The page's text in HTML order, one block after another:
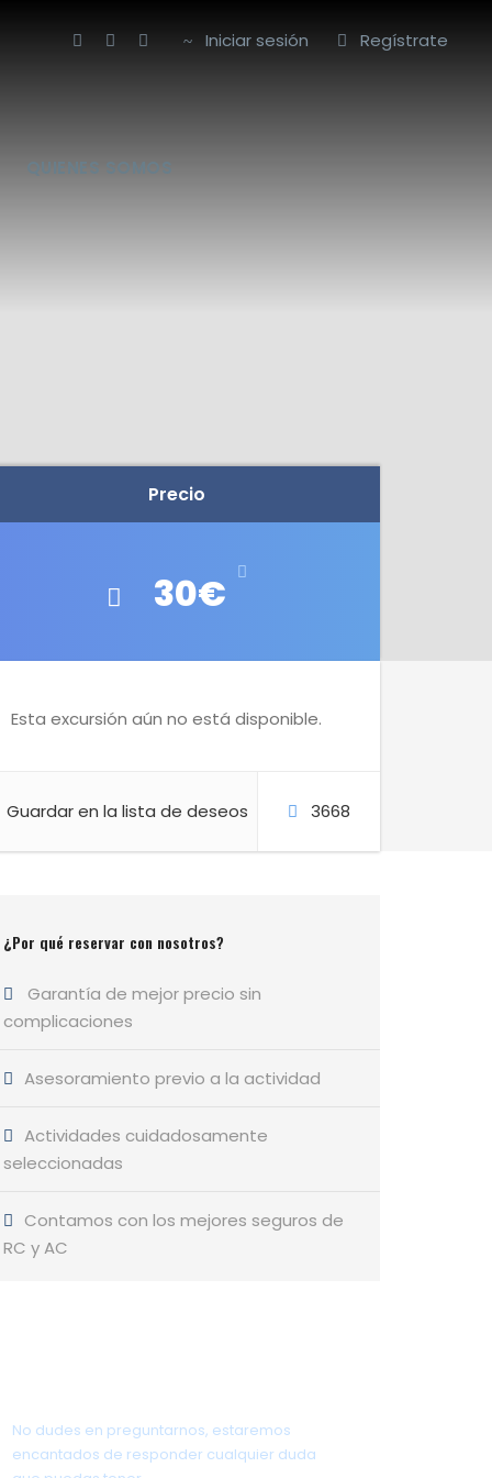
Iniciar sesión Regístrate
Precio
30€
Esta excursión aún no está disponible.
Guardar en la lista de deseos 3668
¿Por qué reservar con nosotros?
Garantía de mejor precio sin
complicaciones
Asesoramiento previo a la actividad
Actividades cuidadosamente
seleccionadas
Contamos con los mejores seguros de
RC y AC
No dudes en preguntarnos, estaremos
encantados de responder cualquier duda